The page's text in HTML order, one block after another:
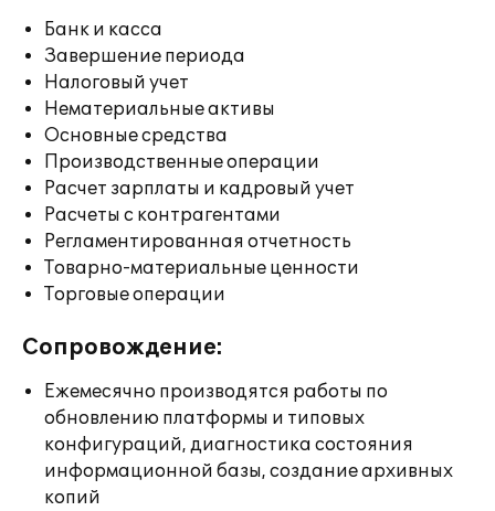
Банк и касса
Завершение периода
Налоговый учет
Нематериальные активы
Основные средства
Производственные операции
Расчет зарплаты и кадровый учет
Расчеты с контрагентами
Регламентированная отчетность
Товарно-материальные ценности
Торговые операции
Сопровождение:
Ежемесячно производятся работы по
обновлению платформы и типовых
конфигураций, диагностика состояния
информационной базы, создание архивных
копий